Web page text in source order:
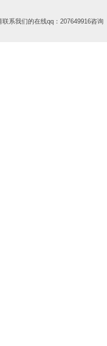
系我们的在线qq：207649916咨询